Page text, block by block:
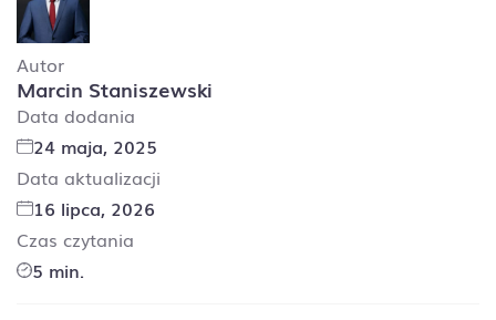
Autor
Marcin Staniszewski
Data dodania
24 maja, 2025
Data aktualizacji
16 lipca, 2026
Czas czytania
5 min.